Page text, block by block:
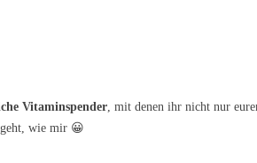
Vitaminspender , mit denen ihr nicht nur
wie mir 😀